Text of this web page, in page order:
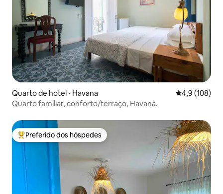
Quarto de hotel ⋅ Havana 4,9 de uma
4,9 (108)
Quarto familiar, conforto/terraço, Havana.
Entre os melhores preferidos dos hóspedes
Preferido dos hóspedes